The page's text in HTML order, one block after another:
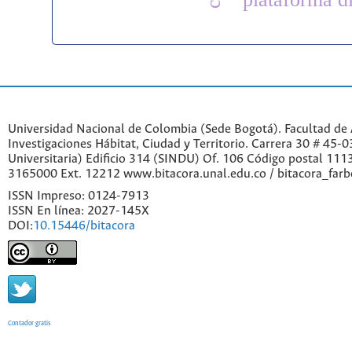
Universidad Nacional de Colombia (Sede Bogotá). Facultad
Investigaciones Hábitat, Ciudad y Territorio. Carrera 30 # 45-
Universitaria) Edificio 314 (SINDU) Of. 106 Código postal
3165000 Ext. 12212 www.bitacora.unal.edu.co /
ISSN Impreso: 0124-7913
ISSN En línea: 2027-145X
DOI:10.15446/bitacora
Contador gratis